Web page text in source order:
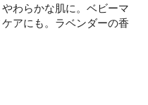
わらかな肌に。ベビーマ
アにも。ラベンダーの香